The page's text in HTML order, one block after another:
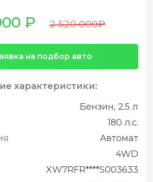
₽ 2 520 000₽
на подбор авто
характеристики:
Бензин, 2.5 л
180 л.с.
Автомат
4WD
XW7RFR****S003633